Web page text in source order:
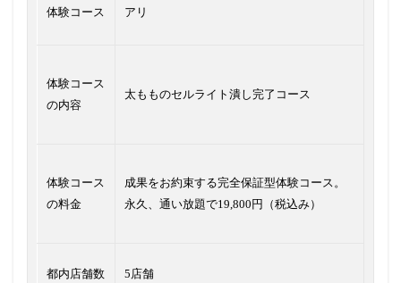
体験コース アリ
体験コース
の内容
太もものセルライト潰し完了コース
体験コース
の料金
成果をお約束する完全保証型体験コース。
永久、通い放題で19,800円（税込み）
都内店舗数 5店舗